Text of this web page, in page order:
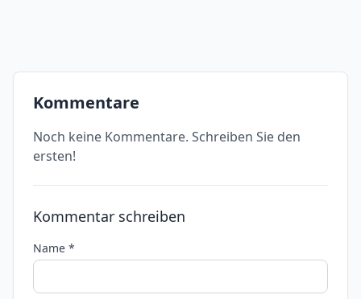
Kommentare
Noch keine Kommentare. Schreiben Sie den
ersten!
Kommentar schreiben
Name *